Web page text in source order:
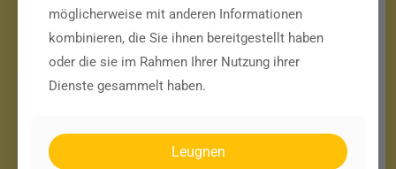
MAC ADDRESS
möglicherweise mit anderen Informationen
kombinieren, die Sie ihnen bereitgestellt haben
oder die sie im Rahmen Ihrer Nutzung ihrer
Dienste gesammelt haben.
Leugnen